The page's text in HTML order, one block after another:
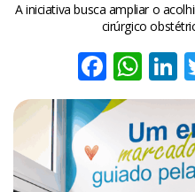
A iniciativa busca ampliar o
cirúrgico